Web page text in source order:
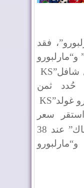
فقد
و“مارلبورو
شافلKS”
حُدد ثمن
غولدKS”
استقر سعر
سوفت باك” عند 38